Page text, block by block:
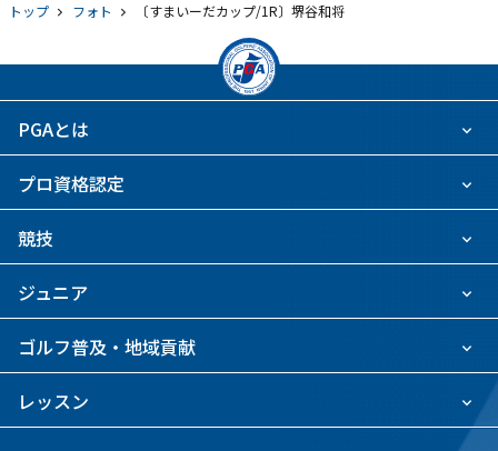
トップ フォト 〔すまいーだカップ/1R〕堺谷和将
PGAとは
プロ資格認定
競技
ジュニア
ゴルフ普及・地域貢献
レッスン